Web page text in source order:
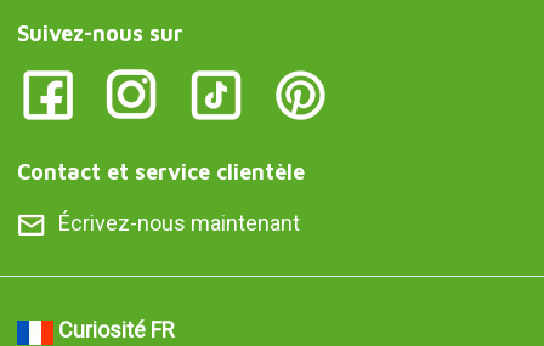
Suivez-nous sur
Contact et service clientèle
Écrivez-nous maintenant
Curiosité FR